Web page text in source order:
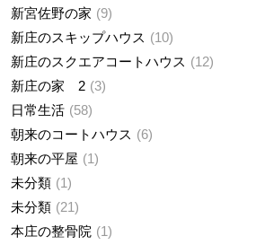
新宮佐野の家
9
新庄のスキップハウス
10
新庄のスクエアコートハウス
12
新庄の家 2 3
日常生活
58
朝来のコートハウス
6
朝来の平屋
1
未分類
1
未分類
21
本庄の整骨院
1